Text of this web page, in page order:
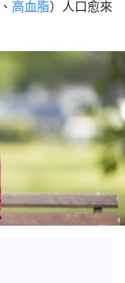
、 高血脂）人口愈來